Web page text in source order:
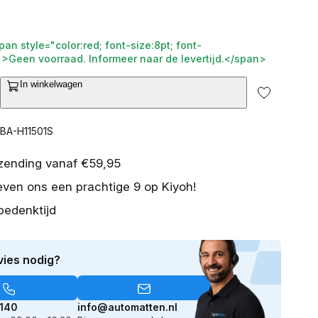
2
van
media
style="color:red; font-size:8pt; font-
voorraad. Informeer naar de levertijd.</span>
In winkelwagen
H11501S
vanaf €59,95
ons een prachtige 9 op Kiyoh!
nodig?
info@automatten.nl